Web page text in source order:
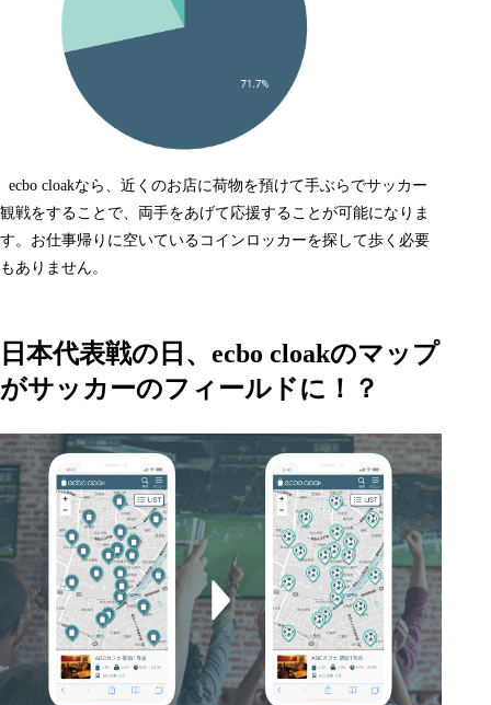
ecbo cloakなら、近くのお店に荷物を預けて手ぶらでサッカー
観戦をすることで、両手をあげて応援することが可能になりま
す。お仕事帰りに空いているコインロッカーを探して歩く必要
もありません。
日本代表戦の日、ecbo cloakのマップ
がサッカーのフィールドに！？